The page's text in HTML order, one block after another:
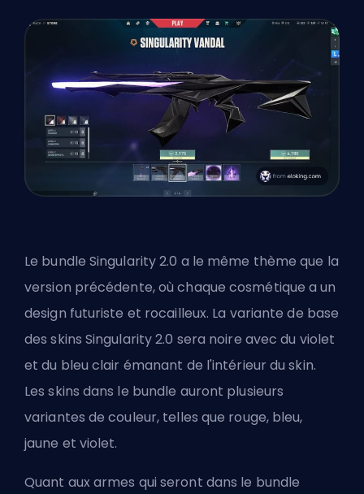
Le bundle Singularity 2.0 a le même thème que la
version précédente, où chaque cosmétique a un
design futuriste et rocailleux. La variante de base
des skins Singularity 2.0 sera noire avec du violet
et du bleu clair émanant de l'intérieur du skin.
Les skins dans le bundle auront plusieurs
variantes de couleur, telles que rouge, bleu,
jaune et violet.
Quant aux armes qui seront dans le bundle